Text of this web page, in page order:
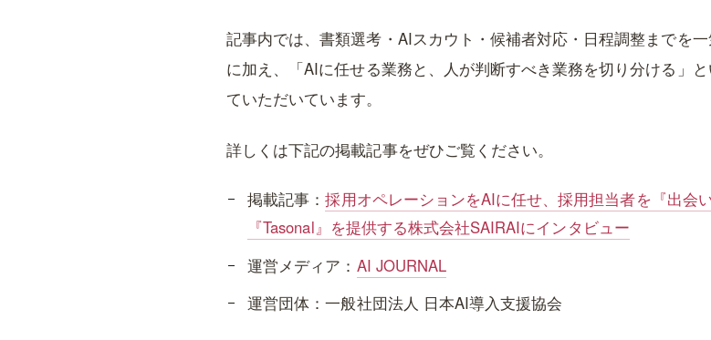
記事内では、書類選考・AIスカウト・候補者対応・日程調整までを
に加え、「AIに任せる業務と、人が判断すべき業務を切り分ける」
ていただいています。
詳しくは下記の掲載記事をぜひご覧ください。
掲載記事：採用オペレーションをAIに任せ、採用担当者を『出会
『Tasonal』を提供する株式会社SAIRAIにインタビュー
運営メディア： AI JOURNAL
運営団体：一般社団法人 日本AI導入支援協会